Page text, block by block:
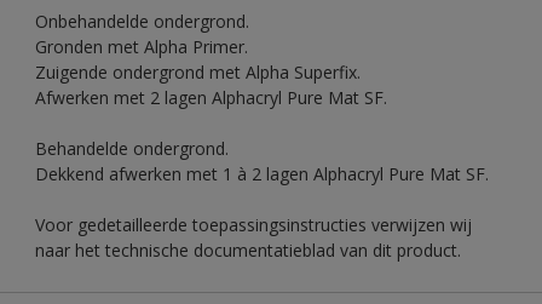
Onbehandelde ondergrond.
Gronden met Alpha Primer.
Zuigende ondergrond met Alpha Superfix.
Afwerken met 2 lagen Alphacryl Pure Mat SF.
Behandelde ondergrond.
Dekkend afwerken met 1 à 2 lagen Alphacryl Pure Mat SF.
Voor gedetailleerde toepassingsinstructies verwijzen wij
naar het technische documentatieblad van dit product.